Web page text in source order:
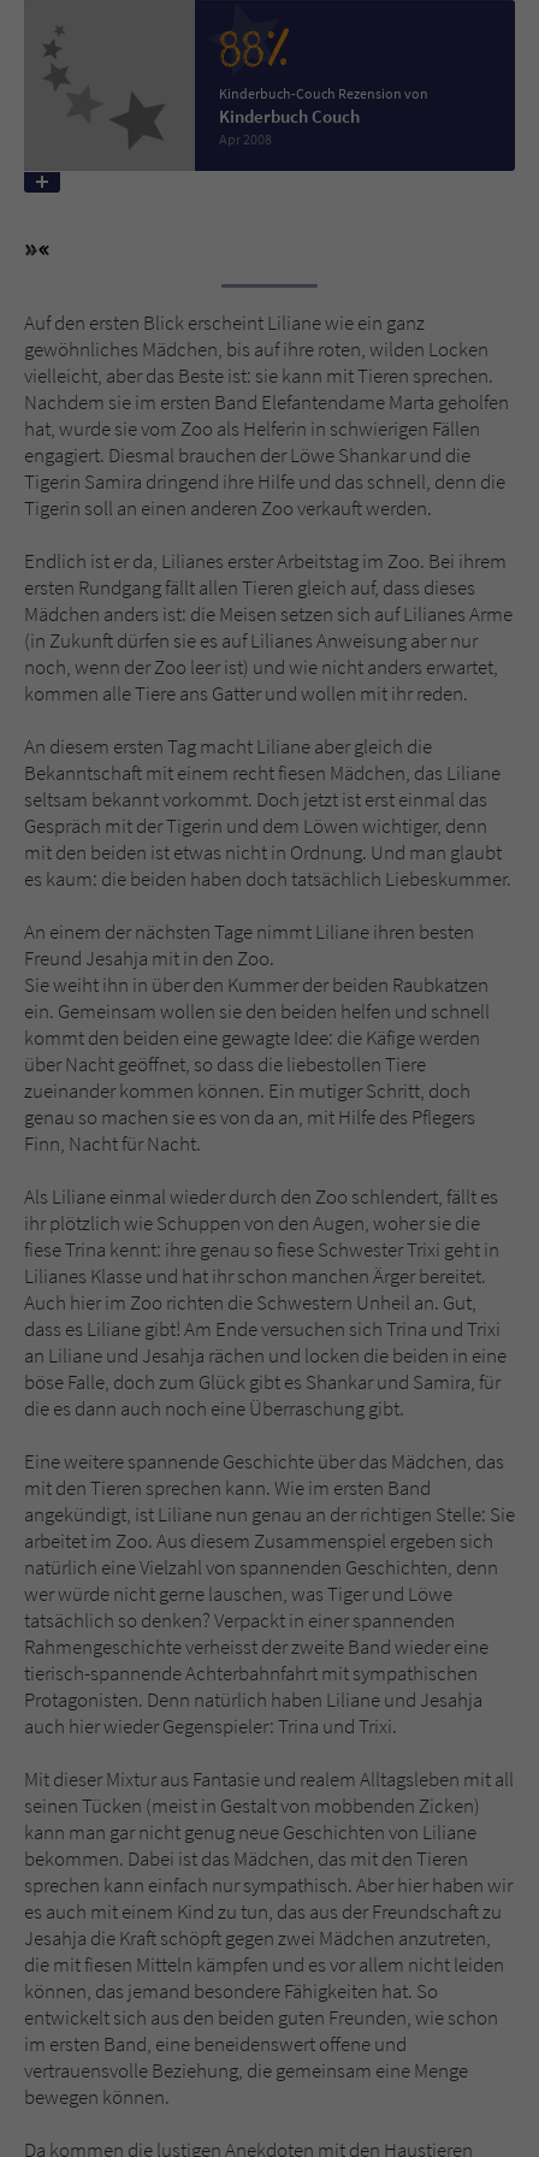
88%
Kinderbuch-Couch Rezension von
Kinderbuch Couch
Apr 2008
Auf den ersten Blick erscheint Liliane wie ein ganz
gewöhnliches Mädchen, bis auf ihre roten, wilden Locken
vielleicht, aber das Beste ist: sie kann mit Tieren sprechen.
Nachdem sie im ersten Band Elefantendame Marta geholfen
hat, wurde sie vom Zoo als Helferin in schwierigen Fällen
engagiert. Diesmal brauchen der Löwe Shankar und die
Tigerin Samira dringend ihre Hilfe und das schnell, denn die
Tigerin soll an einen anderen Zoo verkauft werden.
Endlich ist er da, Lilianes erster Arbeitstag im Zoo. Bei ihrem
ersten Rundgang fällt allen Tieren gleich auf, dass dieses
Mädchen anders ist: die Meisen setzen sich auf Lilianes Arme
(in Zukunft dürfen sie es auf Lilianes Anweisung aber nur
noch, wenn der Zoo leer ist) und wie nicht anders erwartet,
kommen alle Tiere ans Gatter und wollen mit ihr reden.
An diesem ersten Tag macht Liliane aber gleich die
Bekanntschaft mit einem recht fiesen Mädchen, das Liliane
seltsam bekannt vorkommt. Doch jetzt ist erst einmal das
Gespräch mit der Tigerin und dem Löwen wichtiger, denn
mit den beiden ist etwas nicht in Ordnung. Und man glaubt
es kaum: die beiden haben doch tatsächlich Liebeskummer.
An einem der nächsten Tage nimmt Liliane ihren besten
Freund Jesahja mit in den Zoo.
Sie weiht ihn in über den Kummer der beiden Raubkatzen
ein. Gemeinsam wollen sie den beiden helfen und schnell
kommt den beiden eine gewagte Idee: die Käfige werden
über Nacht geöffnet, so dass die liebestollen Tiere
zueinander kommen können. Ein mutiger Schritt, doch
genau so machen sie es von da an, mit Hilfe des Pflegers
Finn, Nacht für Nacht.
Als Liliane einmal wieder durch den Zoo schlendert, fällt es
ihr plötzlich wie Schuppen von den Augen, woher sie die
fiese Trina kennt: ihre genau so fiese Schwester Trixi geht in
Lilianes Klasse und hat ihr schon manchen Ärger bereitet.
Auch hier im Zoo richten die Schwestern Unheil an. Gut,
dass es Liliane gibt! Am Ende versuchen sich Trina und Trixi
an Liliane und Jesahja rächen und locken die beiden in eine
böse Falle, doch zum Glück gibt es Shankar und Samira, für
die es dann auch noch eine Überraschung gibt.
Eine weitere spannende Geschichte über das Mädchen, das
mit den Tieren sprechen kann. Wie im ersten Band
angekündigt, ist Liliane nun genau an der richtigen Stelle: Sie
arbeitet im Zoo. Aus diesem Zusammenspiel ergeben sich
natürlich eine Vielzahl von spannenden Geschichten, denn
wer würde nicht gerne lauschen, was Tiger und Löwe
tatsächlich so denken? Verpackt in einer spannenden
Rahmengeschichte verheisst der zweite Band wieder eine
tierisch-spannende Achterbahnfahrt mit sympathischen
Protagonisten. Denn natürlich haben Liliane und Jesahja
auch hier wieder Gegenspieler: Trina und Trixi.
Mit dieser Mixtur aus Fantasie und realem Alltagsleben mit all
seinen Tücken (meist in Gestalt von mobbenden Zicken)
kann man gar nicht genug neue Geschichten von Liliane
bekommen. Dabei ist das Mädchen, das mit den Tieren
sprechen kann einfach nur sympathisch. Aber hier haben wir
es auch mit einem Kind zu tun, das aus der Freundschaft zu
Jesahja die Kraft schöpft gegen zwei Mädchen anzutreten,
die mit fiesen Mitteln kämpfen und es vor allem nicht leiden
können, das jemand besondere Fähigkeiten hat. So
entwickelt sich aus den beiden guten Freunden, wie schon
im ersten Band, eine beneidenswert offene und
vertrauensvolle Beziehung, die gemeinsam eine Menge
bewegen können.
Da kommen die lustigen Anekdoten mit den Haustieren
Name tx_pwcomments_ahash
Literatur-Couch Medien GmbH & Co. KG
Laufzeit 1 Jahr
Anbieter Literatur-Couch Medien GmbH & Co. KG
Laufzeit Session
Zweck
Dieses Cookie gewährleistet die
Kommunikation der Webseite mit dem
Benutzer. Es wird benötigt um z. B. den
überprüfen.